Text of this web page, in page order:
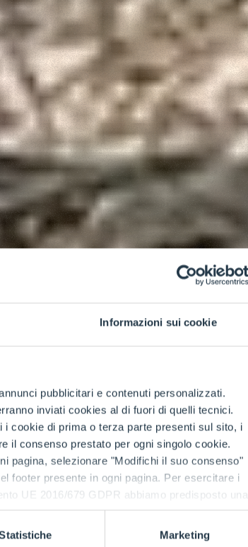
Informazioni sui cookie
pubblicitari e contenuti personalizzati.
inviati cookies al di fuori di quelli tecnici.
cookie di prima o terza parte presenti sul sito, i
il consenso prestato per ogni singolo cookie.
pagina, selezionare "Modifichi il suo consenso"
footer presente in ogni pagina. Per esercitare i
UE 2016/679 GDPR abbiamo predisposto una
Marketing